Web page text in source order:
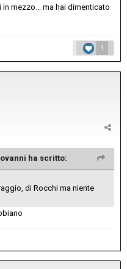
mezzo... ma hai dimenticato
1
ha scritto:
di Rocchi ma niente